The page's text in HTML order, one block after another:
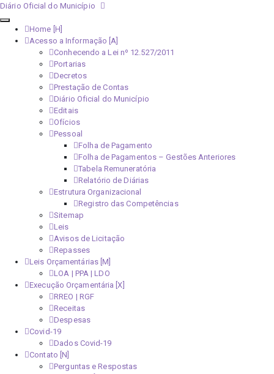
Diário Oficial do Município
Home [H]
Acesso a Informação [A]
Conhecendo a Lei nº 12.527/2011
Portarias
Decretos
Prestação de Contas
Diário Oficial do Município
Editais
Ofícios
Pessoal
Folha de Pagamento
Folha de Pagamentos – Gestões Anteriores
Tabela Remuneratória
Relatório de Diárias
Estrutura Organizacional
Registro das Competências
Sitemap
Leis
Avisos de Licitação
Repasses
Leis Orçamentárias [M]
LOA | PPA | LDO
Execução Orçamentária [X]
RREO | RGF
Receitas
Despesas
Covid-19
Dados Covid-19
Contato [N]
Perguntas e Respostas